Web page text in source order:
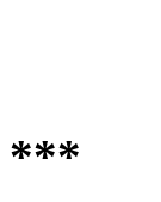
***